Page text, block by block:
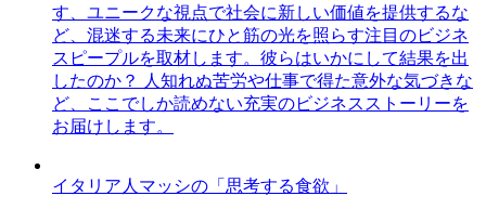
す、ユニークな視点で社会に新しい価値を提供するな
ど、混迷する未来にひと筋の光を照らす注目のビジネ
スピープルを取材します。彼らはいかにして結果を出
したのか？ 人知れぬ苦労や仕事で得た意外な気づきな
ど、ここでしか読めない充実のビジネスストーリーを
お届けします。
イタリア人マッシの「思考する食欲」